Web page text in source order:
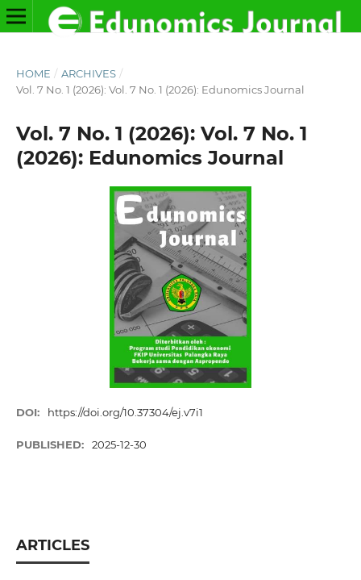
HOME / ARCHIVES /
Vol. 7 No. 1 (2026): Vol. 7 No. 1 (2026): Edunomics Journal
Vol. 7 No. 1 (2026): Vol. 7 No. 1
(2026): Edunomics Journal
DOI: https://doi.org/10.37304/ej.v7i1
PUBLISHED: 2025-12-30
ARTICLES